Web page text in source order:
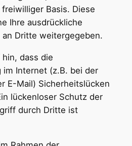
Basis. Diese
Ihre ausdrückliche
Dritte weitergegeben.
dass die
im Internet (z.B. bei der
E-Mail) Sicherheitslücken
lückenloser Schutz der
durch Dritte ist